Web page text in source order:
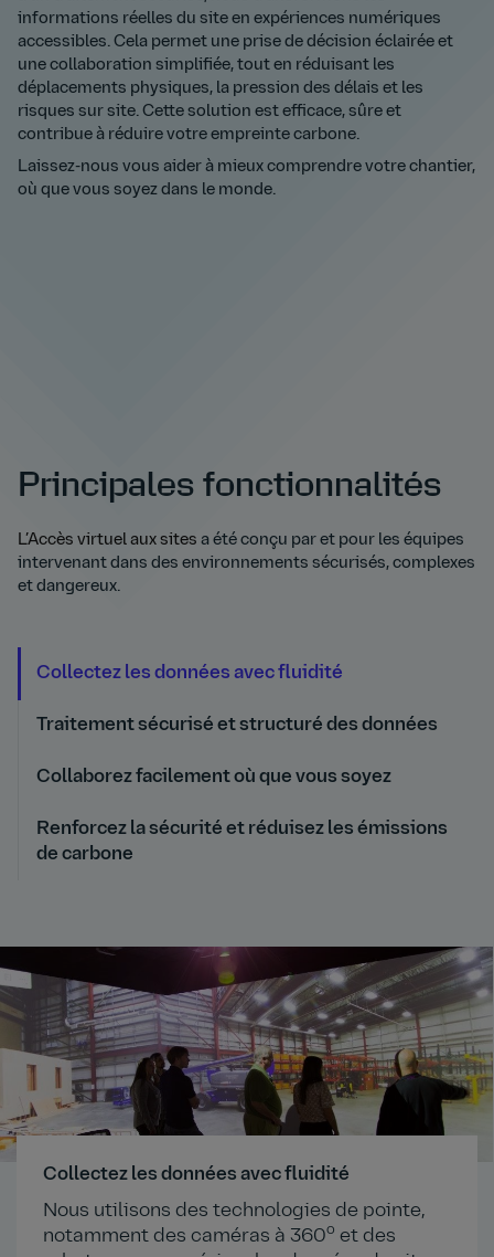
informations réelles du site en expériences numériques
accessibles. Cela permet une prise de décision éclairée et
une collaboration simplifiée, tout en réduisant les
déplacements physiques, la pression des délais et les
risques sur site. Cette solution est efficace, sûre et
contribue à réduire votre empreinte carbone.
Laissez-nous vous aider à mieux comprendre votre chantier,
où que vous soyez dans le monde.
Principales fonctionnalités
L’Accès virtuel aux sites a été conçu par et pour les équipes
intervenant dans des environnements sécurisés, complexes
et dangereux.
Collectez les données avec fluidité
Traitement sécurisé et structuré des données
Collaborez facilement où que vous soyez
Renforcez la sécurité et réduisez les émissions
de carbone
Collectez les données avec fluidité
Nous utilisons des technologies de pointe,
notamment des caméras à 360o et des